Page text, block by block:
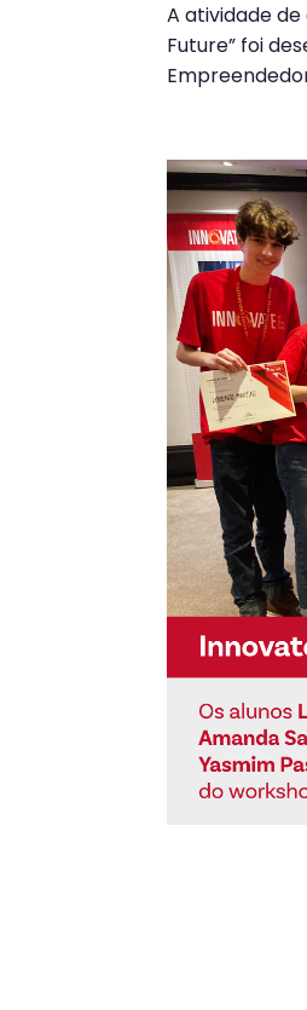
A atividade
Future” foi